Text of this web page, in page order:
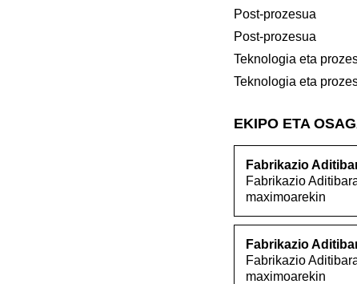
Post-prozesua
Post-prozesua
Teknologia eta
Teknologia eta
EKIPO ETA
Fabrikazio
Fabrikazio
maximoarekin
Fabrikazio
Fabrikazio
maximoarekin